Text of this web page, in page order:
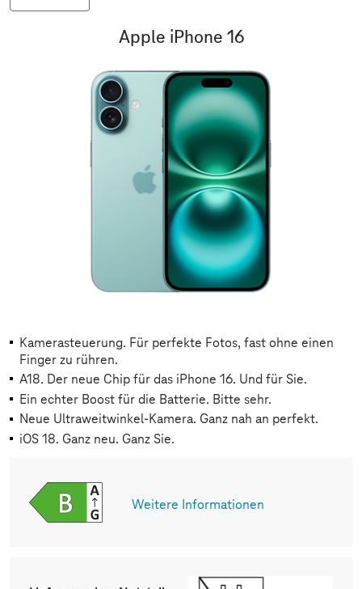
Apple iPhone 16
Kamerasteuerung. Für perfekte Fotos, fast ohne einen
Finger zu rühren.
A18. Der neue Chip für das iPhone 16. Und für Sie.
Ein echter Boost für die Batterie. Bitte sehr.
Neue Ultraweitwinkel-Kamera. Ganz nah an perfekt.
iOS 18. Ganz neu. Ganz Sie.
Weitere Informationen